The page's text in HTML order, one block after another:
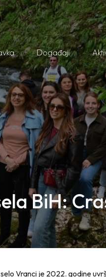
Događaji
BiH:
Vranci je 2022. godine